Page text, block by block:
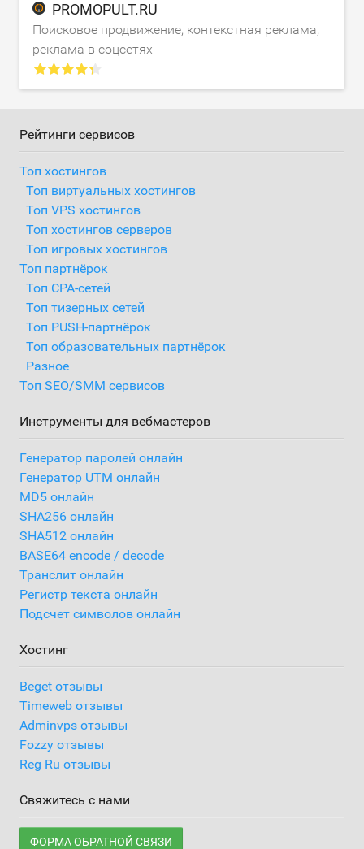
PROMOPULT.RU
Поисковое продвижение, контекстная реклама,
реклама в соцсетях
Рейтинги сервисов
Топ хостингов
Топ виртуальных хостингов
Топ VPS хостингов
Топ хостингов серверов
Топ игровых хостингов
Топ партнёрок
Топ CPA-сетей
Топ тизерных сетей
Топ PUSH-партнёрок
Топ образовательных партнёрок
Разное
Топ SEO/SMM сервисов
Инструменты для вебмастеров
Генератор паролей онлайн
Генератор UTM онлайн
MD5 онлайн
SHA256 онлайн
SHA512 онлайн
BASE64 encode / decode
Транслит онлайн
Регистр текста онлайн
Подсчет символов онлайн
Хостинг
Beget отзывы
Timeweb отзывы
Adminvps отзывы
Fozzy отзывы
Reg Ru отзывы
Свяжитесь с нами
ФОРМА ОБРАТНОЙ СВЯЗИ